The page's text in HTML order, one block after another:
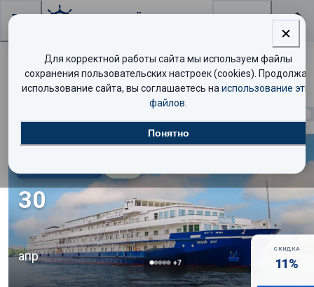
Поиск круизов
+7
СКИДКА
11%
30
апр
Для корректной работы сайта мы используем файлы
сохранения пользовательских настроек (cookies). Продолжая
использование сайта, вы соглашаетесь на использование
файлов
Понятно